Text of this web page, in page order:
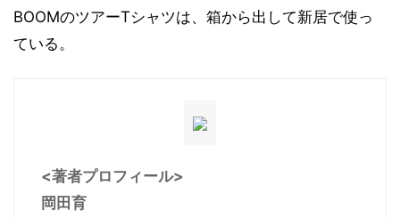
BOOMのツアーTシャツは、箱から出して新居で使っ
ている。
<著者プロフィール>
岡田育